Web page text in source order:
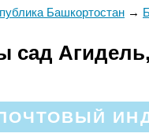
Башкортостан →
сад